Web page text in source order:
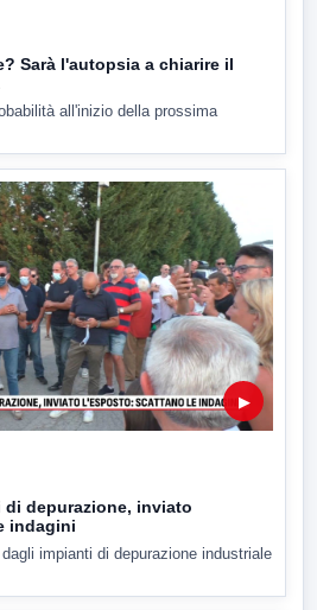
Sarà l'autopsia a chiarire il
all'inizio della prossima
▶
depurazione, inviato
indagini
impianti di depurazione industriale